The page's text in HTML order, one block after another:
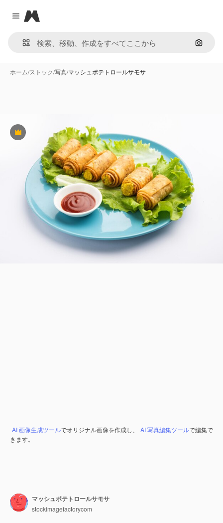
Close menu
Magnific
画像で
ホーム/ストック/写真/マッシュポテトロールサモサ
Premium
AI 画像生成ツールでオリジナル画像を作成し、 AI 写真編集ツールで編集で
きます。
マッシュポテトロールサモサ
stockimagefactorycom